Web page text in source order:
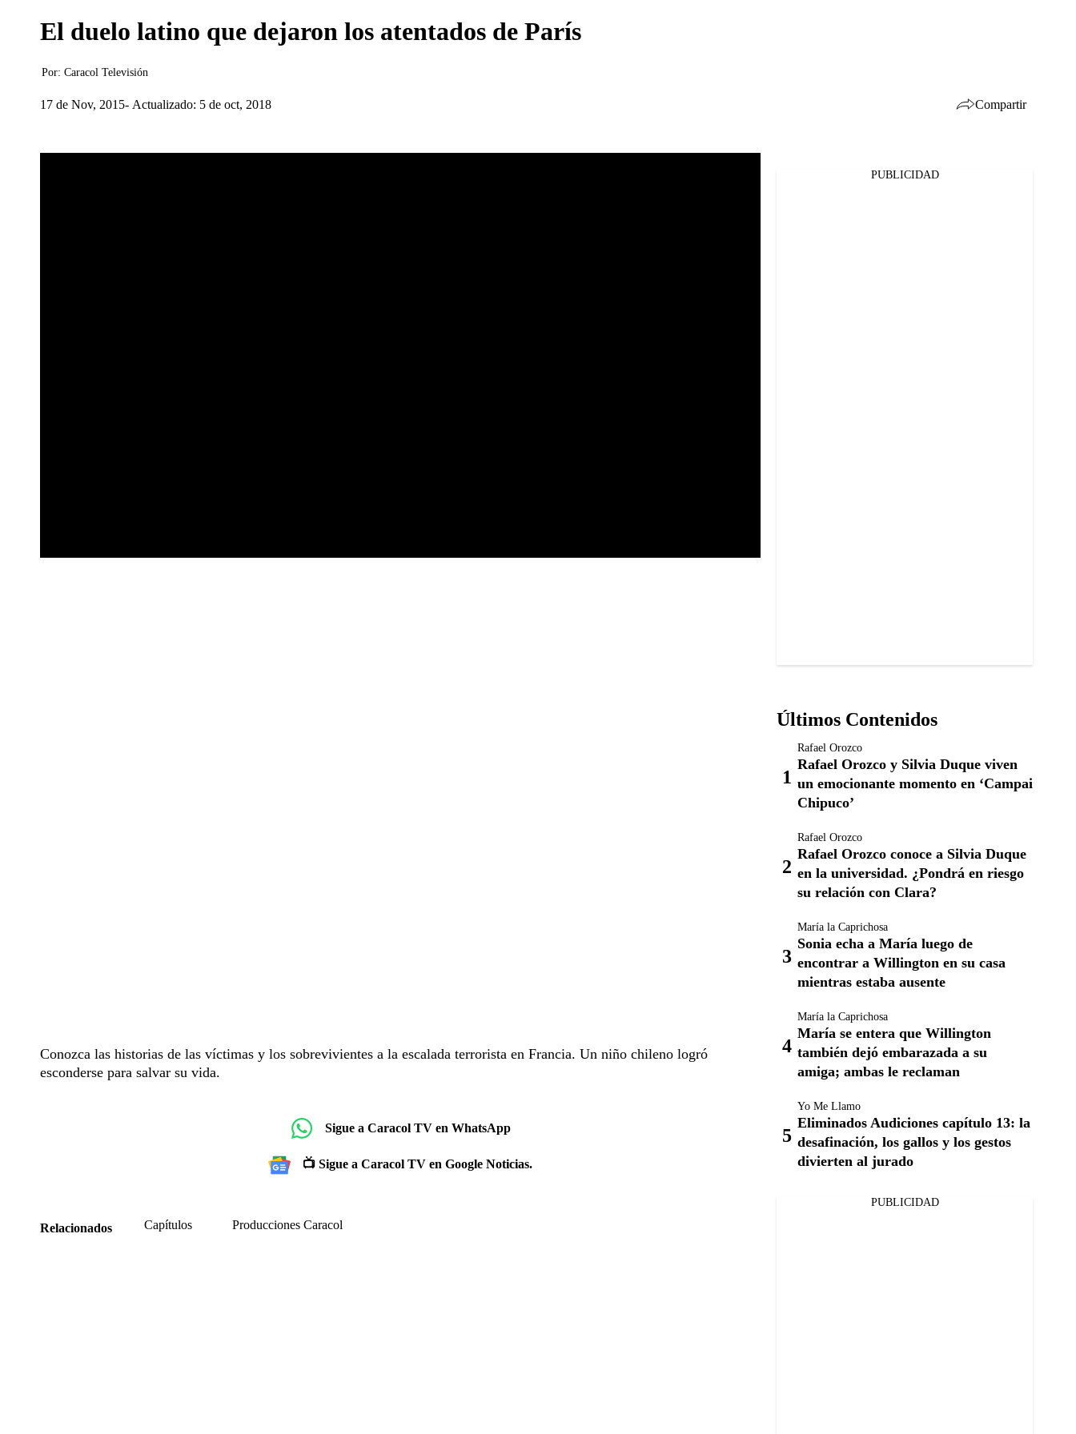
El duelo latino que dejaron los atentados de París
Por: Caracol Televisión
17 de Nov, 2015 Actualizado: 5 de oct, 2018 Compartir
Conozca las historias de las víctimas y los sobrevivientes a la escalada terrorista en Francia. Un niño chileno logró
esconderse para salvar su vida.
Sigue a Caracol TV en WhatsApp
📺 Sigue a Caracol TV en Google Noticias.
Relacionados Capítulos Producciones Caracol
PUBLICIDAD
Últimos Contenidos
Rafael Orozco
Rafael Orozco y Silvia Duque viven
un emocionante momento en ‘Campai
Chipuco’
Rafael Orozco
Rafael Orozco conoce a Silvia Duque
en la universidad. ¿Pondrá en riesgo
su relación con Clara?
María la Caprichosa
Sonia echa a María luego de
encontrar a Willington en su casa
mientras estaba ausente
María la Caprichosa
María se entera que Willington
también dejó embarazada a su
amiga; ambas le reclaman
Yo Me Llamo
Eliminados Audiciones capítulo 13: la
desafinación, los gallos y los gestos
divierten al jurado
PUBLICIDAD